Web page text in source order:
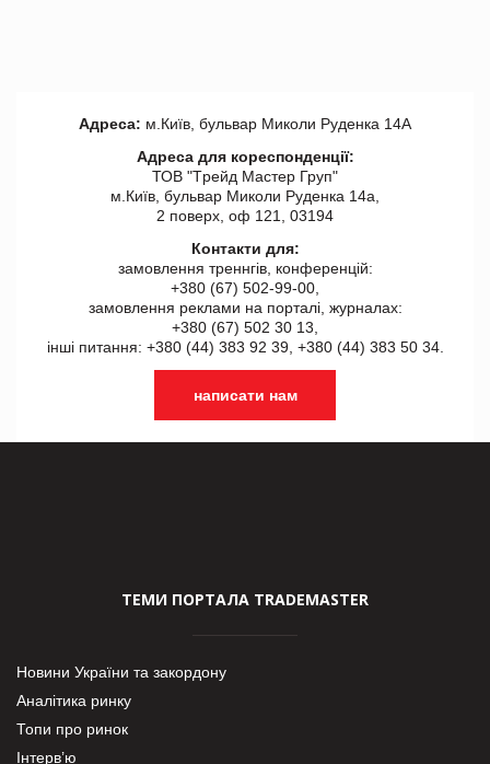
Адреса: м.Київ, бульвар Миколи Руденка 14А
Адреса для кореспонденції:
ТОВ "Tрейд Мастер Груп"
м.Київ, бульвар Миколи Руденка 14а,
2 поверх, оф 121, 03194
Контакти для:
замовлення треннгів, конференцій:
+380 (67) 502-99-00,
замовлення реклами на порталі, журналах:
+380 (67) 502 30 13,
інші питання: +380 (44) 383 92 39, +380 (44) 383 50 34.
написати нам
ТЕМИ ПОРТАЛА TRADEMASTER
Новини України та закордону
Аналітика ринку
Топи про ринок
Інтерв’ю